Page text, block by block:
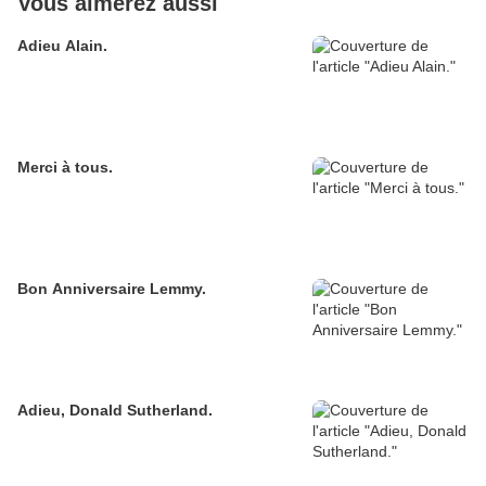
Adieu Alain.
Merci à tous.
Bon Anniversaire Lemmy.
Adieu, Donald Sutherland.